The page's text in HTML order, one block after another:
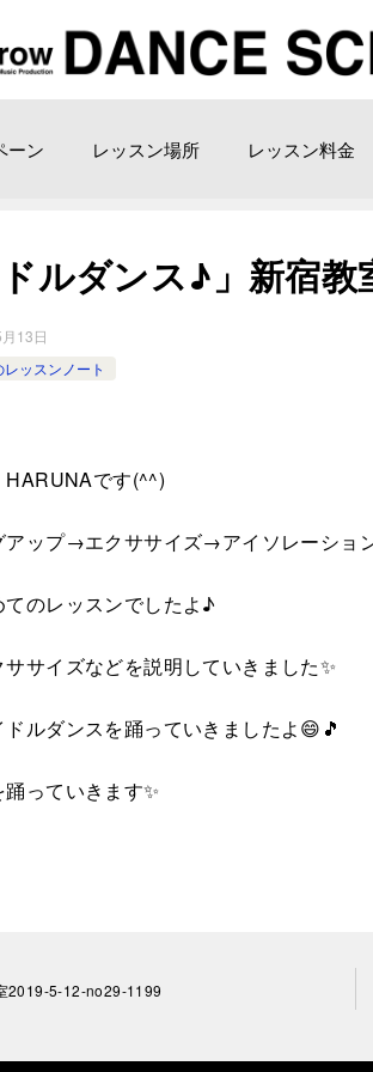
ーン レッスン場所 レッスン料金
ドルダンス♪」新宿
13日
ッスンノート
HARUNAです(^^)
アップ→エクササイズ→アイソレーシ
のレッスンでしたよ♪
サイズなどを説明していきました✨
ドルダンスを踊っていきましたよ😄🎵
っていきます✨
2019-5-12-no29-1199